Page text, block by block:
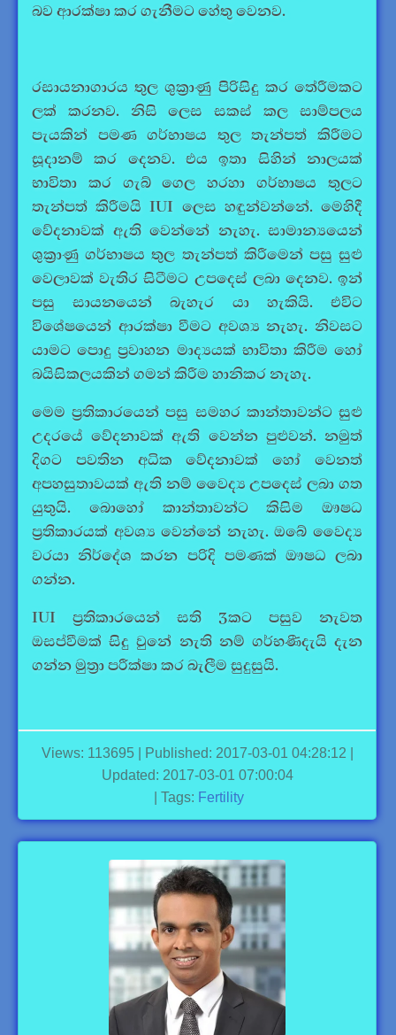
බව ආරක්ෂා කර ගැනීමට හේතු වෙනව.
රසායනාගාරය තුල ශුක්‍රාණු පිරිසිදු කර තේරීමකට
ලක් කරනව. නිසි ලෙස සකස් කල සාම්පලය
පැයකින් පමණ ගර්භාෂය තුල තැන්පත් කිරීමට
සූදානම් කර දෙනව. එය ඉතා සිහින් නාලයක්
භාවිතා කර ගැබ් ගෙල හරහා ගර්භාෂය තුලට
තැන්පත් කිරීමයි IUI ලෙස හඳුන්වන්නේ. මෙහිදී
වේදනාවක් ඇති වෙන්නේ නැහැ. සාමාන්‍යයෙන්
ශුක්‍රාණු ගර්භාෂය තුල තැන්පත් කිරීමෙන් පසු සුළු
වෙලාවක් වැතිර සිටීමට උපදෙස් ලබා දෙනව. ඉන්
පසු සායනයෙන් බැහැර යා හැකියි. එවිට
විශේෂයෙන් ආරක්ෂා වීමට අවශ්‍ය නැහැ. නිවසට
යාමට පොදු ප්‍රවාහන මාද්‍යයක් භාවිතා කිරීම හෝ
බයිසිකලයකින් ගමන් කිරීම හානිකර නැහැ.
මෙම ප්‍රතිකාරයෙන් පසු සමහර කාන්තාවන්ට සුළු
උදරයේ වේදනාවක් ඇති වෙන්න පුළුවන්. නමුත්
දිගට පවතින අධික වේදනාවක් හෝ වෙනත්
අපහසුතාවයක් ඇති නම් වෛද්‍ය උපදෙස් ලබා ගත
යුතුයි. බොහෝ කාන්තාවන්ට කිසිම ඖෂධ
ප්‍රතිකාරයක් අවශ්‍ය වෙන්නේ නැහැ. ඔබේ වෛද්‍ය
වරයා නිර්දේශ කරන පරිදි පමණක් ඖෂධ ලබා
ගන්න.
IUI ප්‍රතිකාරයෙන් සති 3කට පසුව නැවත
ඔසප්වීමක් සිදු වුනේ නැති නම් ගර්භණීදැයි දැන
ගන්න මුත්‍රා පරීක්ෂා කර බැලීම සුදුසුයි.
Views: 113695 | Published: 2017-03-01 04:28:12 |
Updated: 2017-03-01 07:00:04
| Tags: Fertility